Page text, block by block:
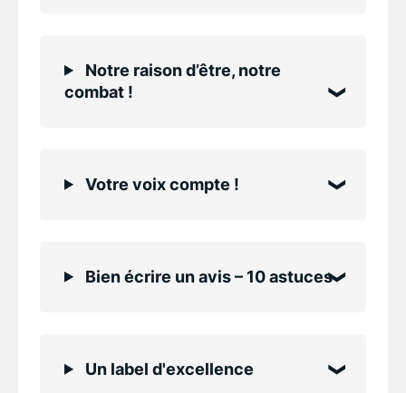
Notre raison d’être, notre
combat !
Votre voix compte !
Bien écrire un avis – 10 astuces
Un label d'excellence